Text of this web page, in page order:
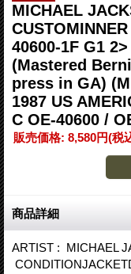
MICHAEL
40600-1F G1
(Mastered
press in GA)
1987 US
C OE-40600 /
販売価格: 8,580円(税
商品詳細
ARTIST : MICHAEL